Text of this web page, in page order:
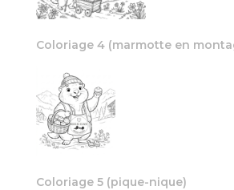
Coloriage 4 (marmotte en
Coloriage 5 (pique-nique)